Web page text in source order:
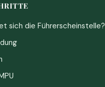
sich die Führerscheinstelle?